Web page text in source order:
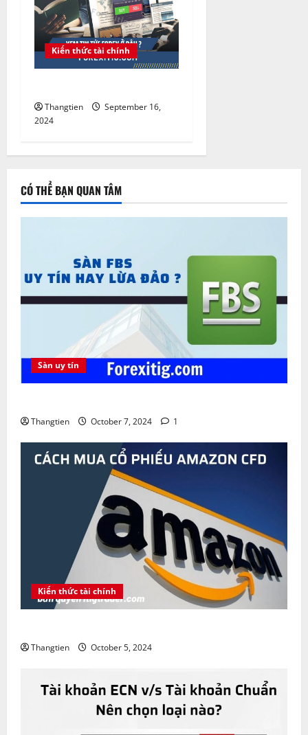
Kiến thức tài chính
Thangtien
September 16,
2024
CÓ THỂ BẠN QUAN TÂM
Sàn uy tín
Thangtien October 7, 2024 1
Kiến thức tài chính
Thangtien October 5, 2024